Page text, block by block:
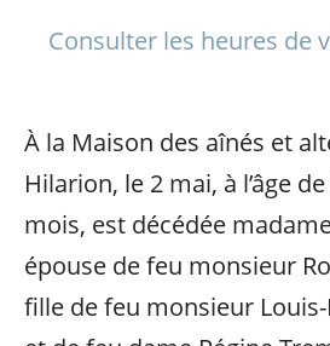
Consulter les heures de
À la Maison des aînés et
Hilarion, le 2 mai, à l’âge
mois, est décédée
épouse de feu monsieur
fille de feu monsieur